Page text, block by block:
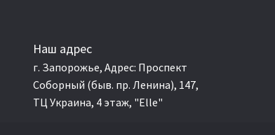
Наш адрес
г. Запорожье, Адрес: Проспект
Соборный (быв. пр. Ленина), 147,
ТЦ Украина, 4 этаж, "Elle"